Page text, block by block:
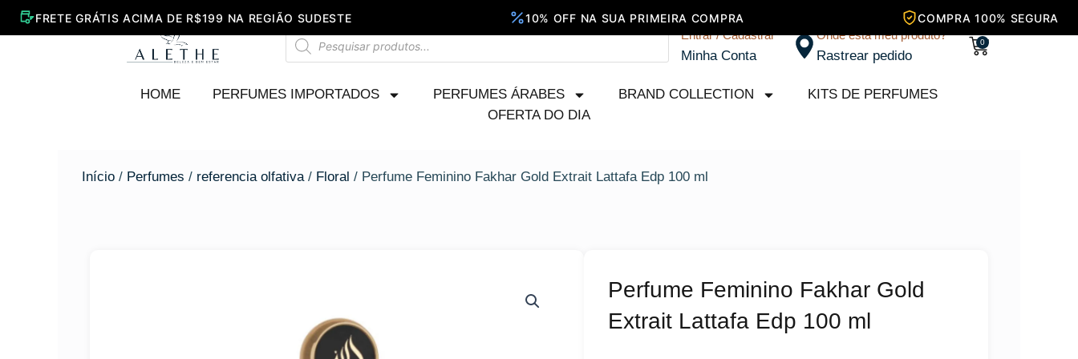
Pesquisar
produtos
Entrar / Cadastrar
Minha Conta
Onde está meu produto?
Rastrear pedido
0
Carrinho
HOME PERFUMES IMPORTADOS PERFUMES ÁRABES BRAND COLLECTION
KITS DE PERFUMES
OFERTA DO DIA
Início / Perfumes / referencia olfativa/ Floral / Perfume Feminino Fakhar Gold Extrait Lattafa Edp 100 ml
Perfume Feminino Fakhar Gold
Extrait Lattafa Edp 100 ml